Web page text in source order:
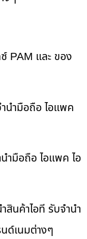
PAM และ ของ
นำมือถือ ไอแพค
ำมือถือ ไอแพค ไอ
สินค้าไอที รับจำนำ
ด์เนมต่างๆ